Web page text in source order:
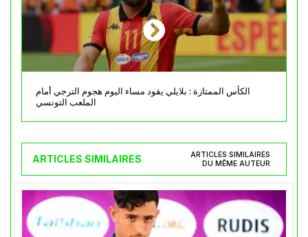
الكأس الممتازة : بلايلي يقود مساء اليوم هجوم الترجي أمام
الملعب التونسي
ARTICLES SIMILAIRES
ARTICLES SIMILAIRES
DU MÊME AUTEUR